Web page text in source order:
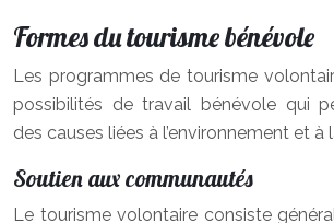
Formes du tourisme bénévole
Les programmes de tourisme
possibilités de travail bénévole qui
des causes liées à l’environnement et à
Soutien aux communautés
Le tourisme volontaire consiste